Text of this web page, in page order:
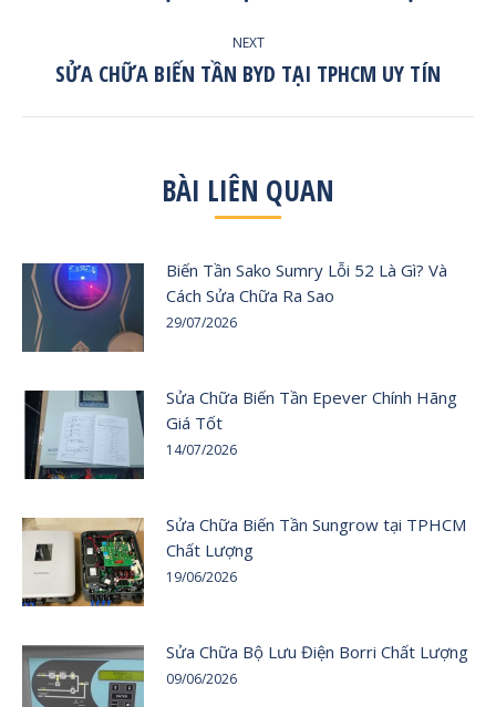
NEXT
Next
SỬA CHỮA BIẾN TẦN BYD TẠI TPHCM UY TÍN
BÀI LIÊN QUAN
Biến Tần Sako Sumry Lỗi 52 Là Gì? Và
Cách Sửa Chữa Ra Sao
29/07/2026
Sửa Chữa Biến Tần Epever Chính Hãng
Giá Tốt
14/07/2026
Sửa Chữa Biến Tần Sungrow tại TPHCM
Chất Lượng
19/06/2026
Sửa Chữa Bộ Lưu Điện Borri Chất Lượng
09/06/2026